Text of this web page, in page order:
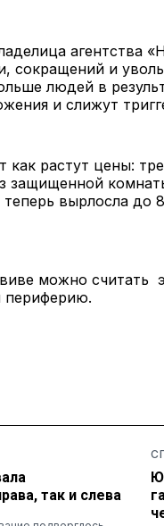
агентства
сокращений и
людей в
и слижут
растут цены:
защищенной
вырлосла до
можно считать
периферию.
так и слева